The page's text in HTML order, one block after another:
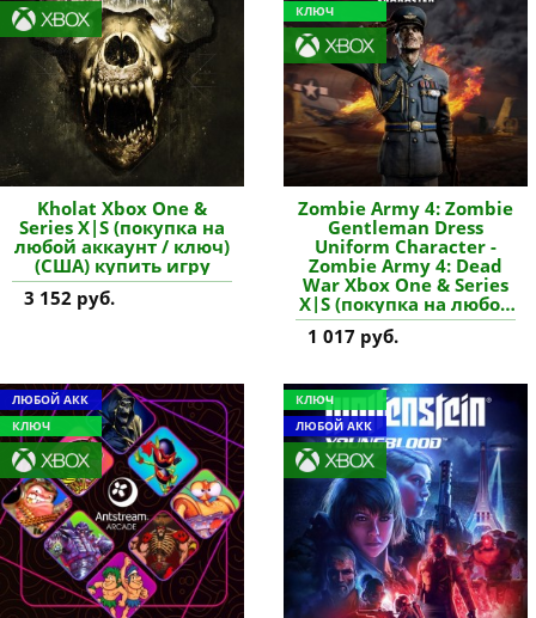
Kholat Xbox One &
Series X|S (покупка на
любой аккаунт / ключ)
(США) купить игру
3 152 руб.
КЛЮЧ
Zombie Army 4: Zombie
Gentleman Dress
Uniform Character -
Zombie Army 4: Dead
War Xbox One & Series
X|S (покупка на любой
аккаунт / ключ) (США)
купить дополнение
1 017 руб.
ЛЮБОЙ АКК
КЛЮЧ
КЛЮЧ
ЛЮБОЙ АКК